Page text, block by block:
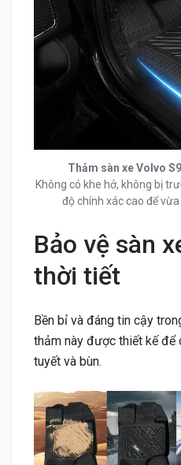
Thảm sàn xe Volvo
Không có khe hở, không bị
độ chính xác cao để
Bảo vệ sàn
thời tiết
Bền bỉ và đáng tin cậy
thảm này được thiết kế để
tuyết và bùn.